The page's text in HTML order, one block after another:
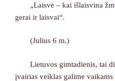
„Laisvė – kai išlaisvina
gerai ir laisvai“.
(Julius 6 m.)
Lietuvos gimtadienis, tai
įvairias veiklas galime vaikams